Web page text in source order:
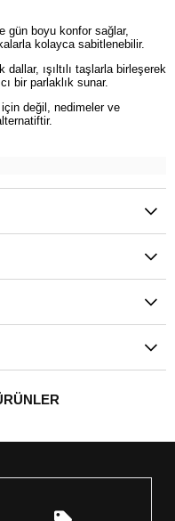
gün boyu konfor sağlar,
kolayca sabitlenebilir.
ışıltılı taşlarla birleşerek
bir parlaklık sunar.
değil, nedimeler ve